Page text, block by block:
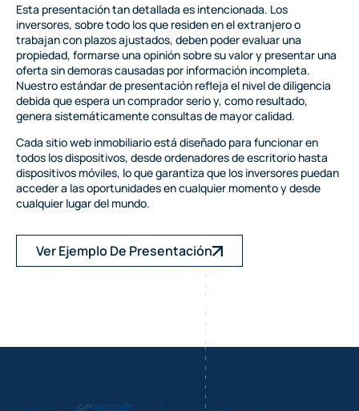
Esta presentación tan detallada es intencionada. Los
inversores, sobre todo los que residen en el extranjero o
trabajan con plazos ajustados, deben poder evaluar una
propiedad, formarse una opinión sobre su valor y presentar una
oferta sin demoras causadas por información incompleta.
Nuestro estándar de presentación refleja el nivel de diligencia
debida que espera un comprador serio y, como resultado,
genera sistemáticamente consultas de mayor calidad.
Cada sitio web inmobiliario está diseñado para funcionar en
todos los dispositivos, desde ordenadores de escritorio hasta
dispositivos móviles, lo que garantiza que los inversores puedan
acceder a las oportunidades en cualquier momento y desde
cualquier lugar del mundo.
Ver Ejemplo De Presentación